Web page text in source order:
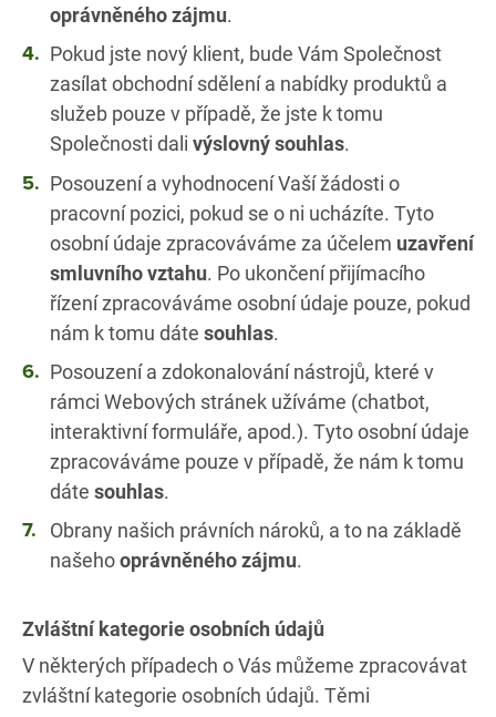
oprávněného zájmu.
Pokud jste nový klient, bude Vám Společnost
zasílat obchodní sdělení a nabídky produktů a
služeb pouze v případě, že jste k tomu
Společnosti dali výslovný souhlas.
Posouzení a vyhodnocení Vaší žádosti o
pracovní pozici, pokud se o ni ucházíte. Tyto
osobní údaje zpracováváme za účelem uzavření
smluvního vztahu. Po ukončení přijímacího
řízení zpracováváme osobní údaje pouze, pokud
nám k tomu dáte souhlas.
Posouzení a zdokonalování nástrojů, které v
rámci Webových stránek užíváme (chatbot,
interaktivní formuláře, apod.). Tyto osobní údaje
zpracováváme pouze v případě, že nám k tomu
dáte souhlas.
Obrany našich právních nároků, a to na základě
našehooprávněného zájmu.
Zvláštní kategorie osobních údajů
V některých případech o Vás můžeme zpracovávat
zvláštní kategorie osobních údajů. Těmi